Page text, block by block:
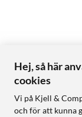
Hej, så här
cookies
Vi på Kjell &
och för att kunna